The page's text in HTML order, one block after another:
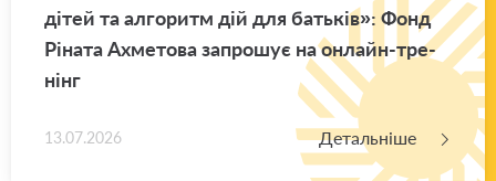
дітей та ал­го­ритм дій для ба­тьків»: Фонд
Рі­на­та Ахме­то­ва за­про­шує на он­лайн-тре­
нінг
13.07.2026 Детальніше